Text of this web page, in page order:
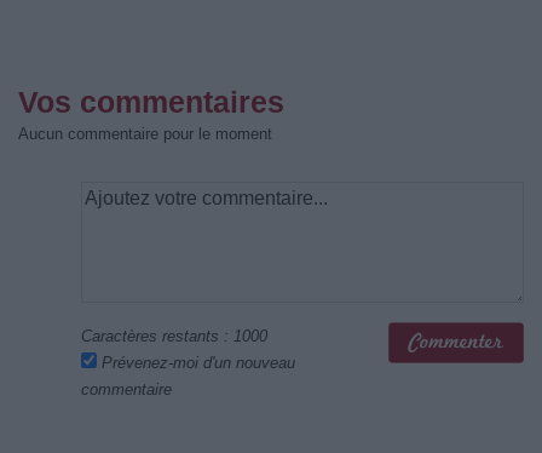
Vos commentaires
Aucun commentaire pour le moment
Caractères restants : 1000
Prévenez-moi d'un nouveau
commentaire